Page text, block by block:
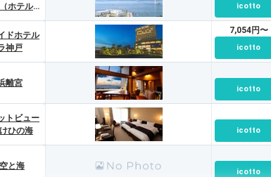
ホテルセ
・舞子）
icotto
ドホテル
神戸
7,054円〜
icotto
離宮
icotto
トビュー
ひの海
icotto
と海
icotto